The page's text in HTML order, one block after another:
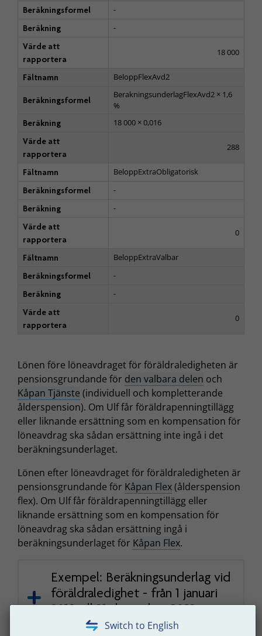
Switch to English
Beräkningsformel
-
Beräkning
-
Värde att
rapportera
18 000
Fältnamn BeloppFlexAvd2
Beräkningsformel
BerakningsunderlagFlexAvd2 × 1,6
%
Beräkning
18 000 × 0,016
Värde att
rapportera
288
Fältnamn
BeloppExtraObligatorisk
Beräkningsformel
-
Beräkning
-
Värde att
rapportera
0
Fältnamn
BeloppExtraValbar
Beräkningsformel
-
Beräkning
-
Värde att
rapportera
0
Lönen före löneavdraget för föräldraledigheten är
pensionsgrundande för den valbara delen och
Kåpan Tjänste (individuell och kompletterande
ålderspension). Om Ulf får föräldrapenningtillägg
eller liknande ersättning som en kompensation för
löneavdrag ska sådan ersättning inte ingå i det
beräkningsunderlaget.
Lönen efter löneavdraget för föräldraledigheten är
pensionsgrundande för Kåpan Flex(ålderspension
flex). Om Ulf får föräldrapenningtillägg eller
liknande ersättning som en kompensation för
löneavdrag ska sådan ersättning ingå i
beräkningsunderlaget för Kåpan Flex.
Exempel: Beräkningsunderlag vid
föräldraledighet - från 1 januari
2019 till 31 december 2023,
exempel 1